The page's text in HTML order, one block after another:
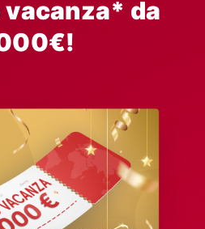
vacanza* da